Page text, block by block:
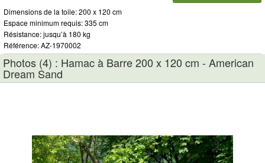
Dimensions de la toile: 200 x 120 cm
Espace minimum requis: 335 cm
Résistance: jusqu’à 180 kg
Référence: AZ-1970002
Photos (4) : Hamac à Barre 200 x 120 cm - American
Dream Sand